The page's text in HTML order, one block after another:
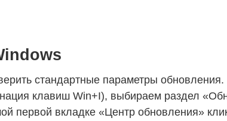
стандартные параметры
клавиш Win+I), выбираем раздел
первой вкладке «Центр обновления»